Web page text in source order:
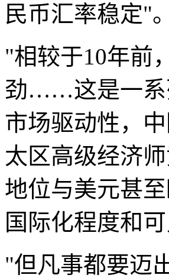
民币汇率稳定"。
"相较于10年前
劲……这是一系
市场驱动性，
太区高级经济
地位与美元甚
国际化程度和
"但凡事都要迈